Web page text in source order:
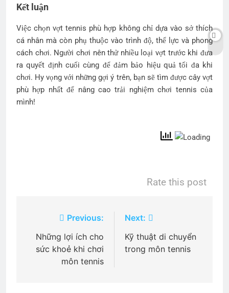
Kết luận
Việc chọn vợt tennis phù hợp không chỉ dựa vào sở thích
cá nhân mà còn phụ thuộc vào trình độ, thể lực và phong
cách chơi. Người chơi nên thử nhiều loại vợt trước khi đưa
ra quyết định cuối cùng để đảm bảo hiệu quả tối đa khi
chơi. Hy vọng với những gợi ý trên, bạn sẽ tìm được cây vợt
phù hợp nhất để nâng cao trải nghiệm chơi tennis của
mình!
Rate this post
navigation
Previous:
Những lợi ích cho
sức khoẻ khi chơi
môn tennis
Next:
Kỹ thuật di chuyển
trong môn tennis